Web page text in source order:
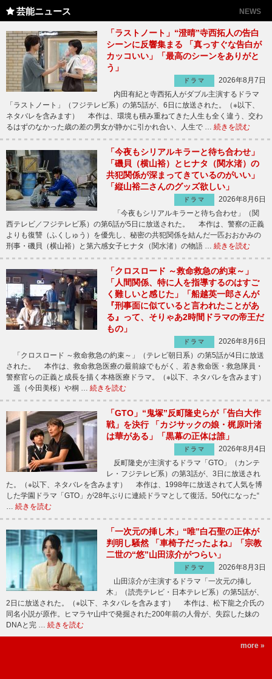
芸能ニュース NEWS
「ラストノート」“澄晴”寺西拓人の告白
シーンに反響集まる 「真っすぐな告白が
カッコいい」「最高のシーンをありがと
う」
ドラマ
2026年8月7日
内田有紀と寺西拓人がダブル主演するドラマ
「ラストノート」（フジテレビ系）の第5話が、6日に放送された。（※以下、
ネタバレを含みます） 本作は、環境も積み重ねてきた人生も全く違う、交わ
るはずのなかった歳の差の男女が静かに引かれ合い、人生で … 続きを読む
「今夜もシリアルキラーと待ち合わせ」
「磯貝（横山裕）とヒナタ（関水渚）の
共犯関係が深まってきているのがいい」
「縦山裕二さんのグッズ欲しい」
ドラマ
2026年8月6日
「今夜もシリアルキラーと待ち合わせ」（関
西テレビ／フジテレビ系）の第6話が5日に放送された。 本作は、警察の正義
よりも復讐（ふくしゅう）を優先し、秘密の共犯関係を結んだ一匹おおかみの
刑事・磯貝（横山裕）と第六感女子ヒナタ（関水渚）の物語 … 続きを読む
「クロスロード ～救命救急の約束～」
「人間関係、特に人を指導するのはすご
く難しいと感じた」「船越英一郎さんが
『刑事面に似ていると言われたことがあ
る』って、そりゃあ2時間ドラマの帝王だ
もの」
ドラマ
2026年8月6日
「クロスロード ～救命救急の約束～」（テレビ朝日系）の第5話が4日に放送
された。 本作は、救命救急医療の最前線でもがく、若き救命医・救急隊員・
警察官らの正義と成長を描く本格医療ドラマ。（※以下、ネタバレを含みます）
遥（今田美桜）や桐 … 続きを読む
「GTO」“鬼塚”反町隆史らが「告白大作
戦」を決行 「カジサックの娘・梶原叶渚
は華がある」「黒幕の正体は誰」
ドラマ
2026年8月4日
反町隆史が主演するドラマ「GTO」（カンテ
レ・フジテレビ系）の第3話が、3日に放送され
た。（※以下、ネタバレを含みます） 本作は、1998年に放送されて人気を博
した学園ドラマ「GTO」が28年ぶりに連続ドラマとして復活。50代になった“
… 続きを読む
「一次元の挿し木」“唯”白石聖の正体が
判明し騒然 「車椅子だったよね」「宗教
二世の“悠”山田涼介がつらい」
ドラマ
2026年8月3日
山田涼介が主演するドラマ「一次元の挿し
木」（読売テレビ・日本テレビ系）の第5話が、
2日に放送された。（※以下、ネタバレを含みます） 本作は、松下龍之介氏の
同名小説が原作。ヒマラヤ山中で発掘された200年前の人骨が、失踪した妹の
DNAと完 … 続きを読む
more »